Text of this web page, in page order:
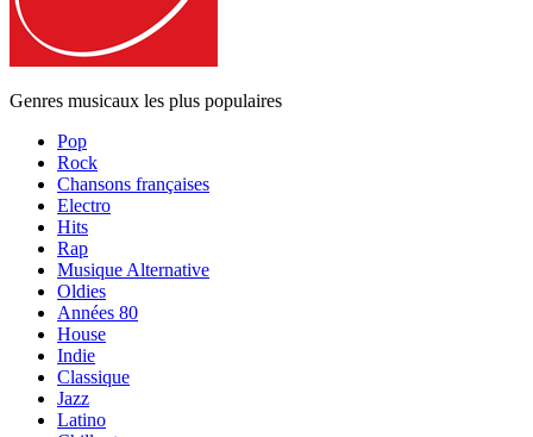
Genres musicaux les plus populaires
Pop
Rock
Chansons françaises
Electro
Hits
Rap
Musique Alternative
Oldies
Années 80
House
Indie
Classique
Jazz
Latino